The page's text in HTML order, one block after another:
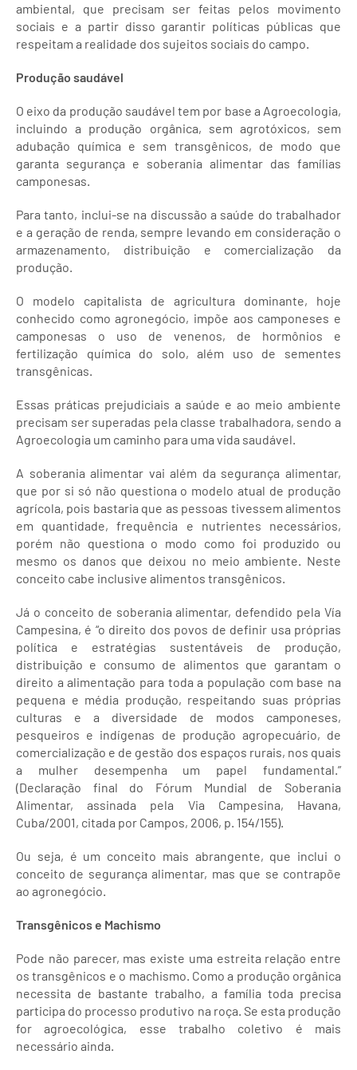
ambiental, que precisam ser feitas pelos movimento
sociais e a partir disso garantir políticas públicas que
respeitam a realidade dos sujeitos sociais do campo.
Produção saudável
O eixo da produção saudável tem por base a Agroecologia,
incluindo a produção orgânica, sem agrotóxicos, sem
adubação química e sem transgênicos, de modo que
garanta segurança e soberania alimentar das famílias
camponesas.
Para tanto, inclui-se na discussão a saúde do trabalhador
e a geração de renda, sempre levando em consideração o
armazenamento, distribuição e comercialização da
produção.
O modelo capitalista de agricultura dominante, hoje
conhecido como agronegócio, impõe aos camponeses e
camponesas o uso de venenos, de hormônios e
fertilização química do solo, além uso de sementes
transgênicas.
Essas práticas prejudiciais a saúde e ao meio ambiente
precisam ser superadas pela classe trabalhadora, sendo a
Agroecologia um caminho para uma vida saudável.
A soberania alimentar vai além da segurança alimentar,
que por si só não questiona o modelo atual de produção
agrícola, pois bastaria que as pessoas tivessem alimentos
em quantidade, frequência e nutrientes necessários,
porém não questiona o modo como foi produzido ou
mesmo os danos que deixou no meio ambiente. Neste
conceito cabe inclusive alimentos transgênicos.
Já o conceito de soberania alimentar, defendido pela Vía
Campesina, é “o direito dos povos de definir usa próprias
política e estratégias sustentáveis de produção,
distribuição e consumo de alimentos que garantam o
direito a alimentação para toda a população com base na
pequena e média produção, respeitando suas próprias
culturas e a diversidade de modos camponeses,
pesqueiros e indígenas de produção agropecuário, de
comercialização e de gestão dos espaços rurais, nos quais
a mulher desempenha um papel fundamental.”
(Declaração final do Fórum Mundial de Soberania
Alimentar, assinada pela Via Campesina, Havana,
Cuba/2001, citada por Campos, 2006, p. 154/155).
Ou seja, é um conceito mais abrangente, que inclui o
conceito de segurança alimentar, mas que se contrapõe
ao agronegócio.
Transgênicos e Machismo
Pode não parecer, mas existe uma estreita relação entre
os transgênicos e o machismo. Como a produção orgânica
necessita de bastante trabalho, a família toda precisa
participa do processo produtivo na roça. Se esta produção
for agroecológica, esse trabalho coletivo é mais
necessário ainda.